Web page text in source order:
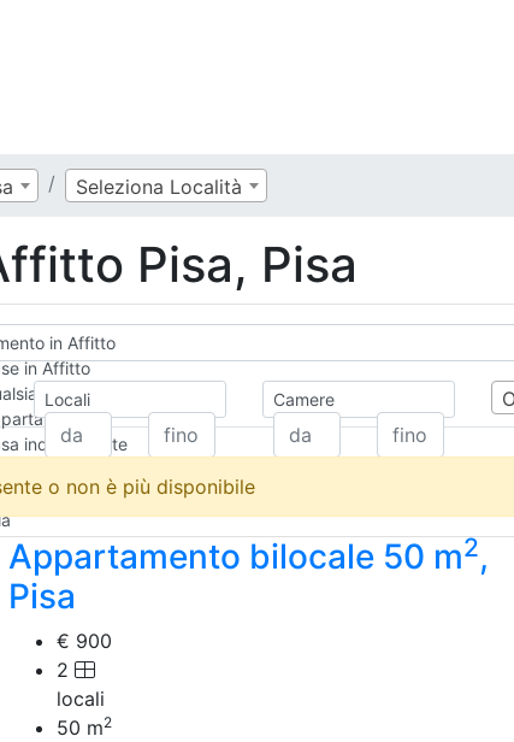
Seleziona Località
Pisa, Pisa
in Affitto
in Affitto
indipendente
Mansarda
a schiera
Casale
Open space
Stabile
Garage
e Attivita Commerciali in Affitto
Locali Camere
o non è più disponibile
Appartamento bilocale 50 m2,
Pisa
€ 900
2
locali
50 m2